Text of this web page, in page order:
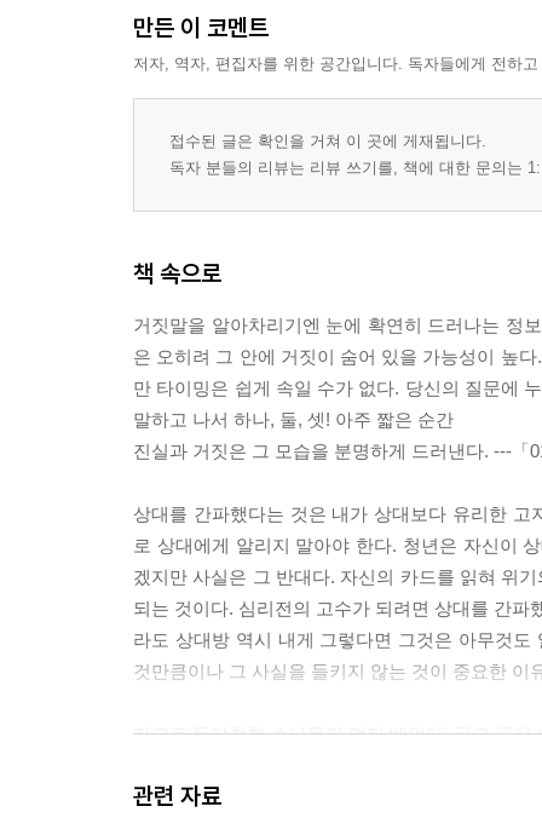
만든 이 코멘트
저자, 역자, 편집자를 위한 공간입니다. 독자들에게 전하
접수된 글은 확인을 거쳐 이 곳에 게재됩니다.
독자 분들의 리뷰는 리뷰 쓰기를, 책에 대한 문의는
책 속으로
거짓말을 알아차리기엔 눈에 확연히 드러나는 정
은 오히려 그 안에 거짓이 숨어 있을 가능성이 높
만 타이밍은 쉽게 속일 수가 없다. 당신의 질문에
말하고 나서 하나, 둘, 셋! 아주 짧은 순간
진실과 거짓은 그 모습을 분명하게 드러낸다. ---
상대를 간파했다는 것은 내가 상대보다 유리한
로 상대에게 알리지 말아야 한다. 청년은 자신이
겠지만 사실은 그 반대다. 자신의 카드를 읽혀 위
되는 것이다. 심리전의 고수가 되려면 상대를 간
라도 상대방 역시 내게 그렇다면 그것은 아무것
것만큼이나 그 사실을 들키지 않는 것이 중요한
자고로 독야청청 소나무가 먼저 베인다. 굵고 곧
신을 보호할 수 있는 부드러운 도약법이 필요하다
관련 자료